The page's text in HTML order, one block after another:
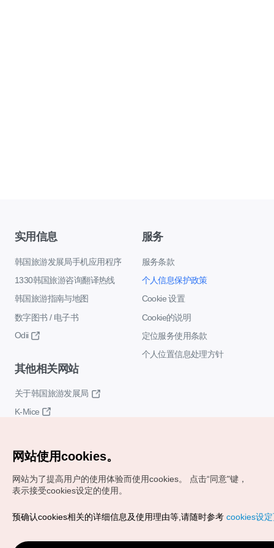
实用信息
韩国旅游发展局手机应用程序
1330韩国旅游咨询翻译热线
韩国旅游指南与地图
数字图书 / 电子书
Odii
服务
服务条款
个人信息保护政策
Cookie 设置
Cookie的说明
定位服务使用条款
个人位置信息处理方针
其他相关网站
关于韩国旅游发展局
K-Mice
Copyrights (c) 韩国旅游发展局版权所有
VISITKOREA官方邮箱
网站使用cookies。
网站为了提高用户的使用体验而使用cookies。
点击“同意"键，
表示接受cookies设定的使用。
预确认cookies相关的详细信息及使用理由等,请随时参考 cookies设